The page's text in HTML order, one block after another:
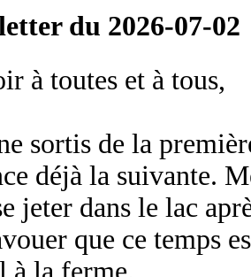
du 2026-07-02
à toutes et à tous,
sortis de la
déjà la suivante.
jeter dans le lac
que ce temps